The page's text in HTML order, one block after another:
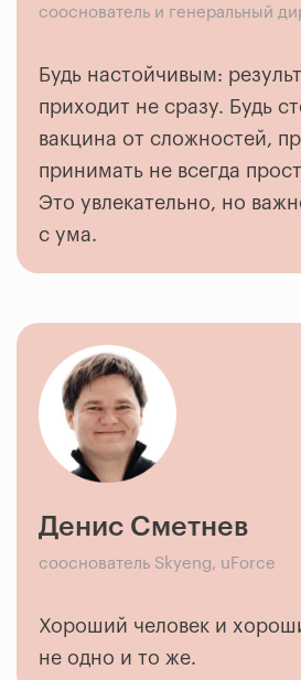
сооснователь и генеральный
Будь настойчивым:
приходит не сразу. Будь
вакцина от сложностей,
принимать не всегда
Это увлекательно, но
с ума.
Денис Сметнев
сооснователь Skyeng, uForce
Хороший человек и
не одно и то же.